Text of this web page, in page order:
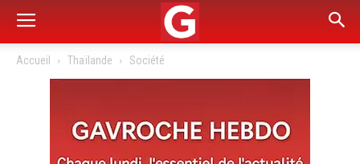
Accueil Thaïlande Société